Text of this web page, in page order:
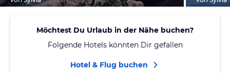
Möchtest Du Urlaub in der Nähe buchen?
Folgende Hotels könnten Dir gefallen
Hotel & Flug buchen